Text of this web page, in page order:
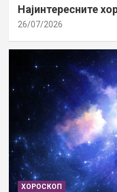
Најинтересните
26/07/2026
ХОРОСКОП